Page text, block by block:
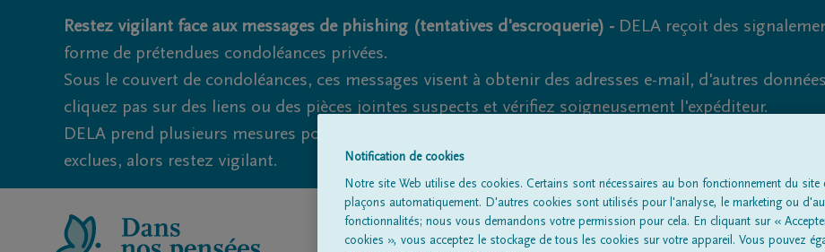
Restez vigilant face aux messages de phishing (tentatives d'escroquerie) - DELA reçoit des
forme de prétendues condoléances privées.
Sous le couvert de condoléances, ces messages visent à obtenir des adresses e-mail, d'autres
cliquez pas sur des liens ou des pièces jointes suspects et vérifiez soigneusement l'expéditeur.
DELA prend plusieurs mesures pour éviter cela. Cependant, les tentatives d'hameçonnage et de
exclues, alors restez vigilant.
Tous les avis de décèsÀ propos de nousEntrepreneur
Notification de cookies
Notre site Web utilise des cookies. Certains sont nécessaires au bon fonctionnement du site
plaçons automatiquement. D'autres cookies sont utilisés pour l'analyse, le marketing ou
fonctionnalités; nous vous demandons votre permission pour cela. En cliquant sur «
cookies », vous acceptez le stockage de tous les cookies sur votre appareil. Vous pouvez